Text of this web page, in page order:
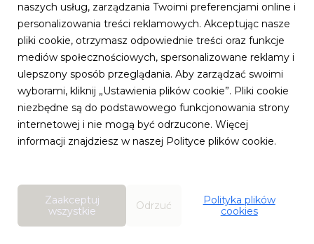
naszych usług, zarządzania Twoimi preferencjami online i
personalizowania treści reklamowych. Akceptując nasze
pliki cookie, otrzymasz odpowiednie treści oraz funkcje
mediów społecznościowych, spersonalizowane reklamy i
ulepszony sposób przeglądania. Aby zarządzać swoimi
wyborami, kliknij „Ustawienia plików cookie”. Pliki cookie
niezbędne są do podstawowego funkcjonowania strony
internetowej i nie mogą być odrzucone. Więcej
informacji znajdziesz w naszej Polityce plików cookie.
Zaakceptuj
wszystkie
Odrzuć
Polityka plików
cookies